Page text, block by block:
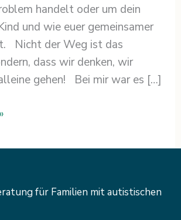
handelt oder um dein
und wie euer gemeinsamer
Nicht der Weg ist das
dass wir denken, wir
gehen! Bei mir war es […]
für Familien mit autistischen